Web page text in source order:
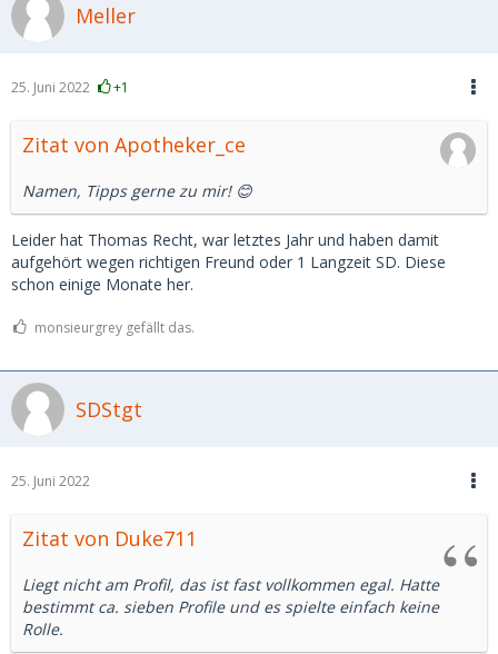
Meller
25. Juni 2022 +1
Zitat von Apotheker_ce
Namen, Tipps gerne zu mir! 😊
Leider hat Thomas Recht, war letztes Jahr und haben damit
aufgehört wegen richtigen Freund oder 1 Langzeit SD. Diese
schon einige Monate her.
monsieurgrey gefällt das.
SDStgt
25. Juni 2022
Zitat von Duke711
Liegt nicht am Profil, das ist fast vollkommen egal. Hatte
bestimmt ca. sieben Profile und es spielte einfach keine
Rolle.